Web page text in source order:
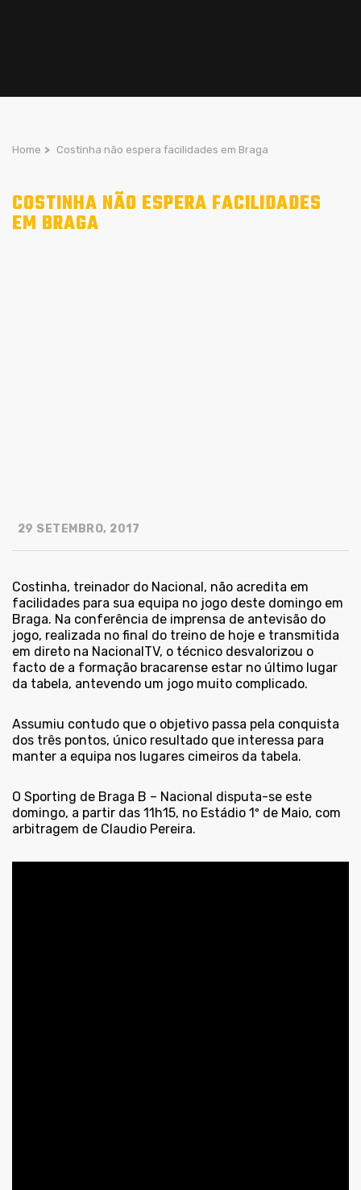
Home > Costinha não espera facilidades em Braga
COSTINHA NÃO ESPERA FACILIDADES
EM BRAGA
29 SETEMBRO, 2017
Costinha, treinador do Nacional, não acredita em
facilidades para sua equipa no jogo deste domingo em
Braga. Na conferência de imprensa de antevisão do
jogo, realizada no final do treino de hoje e transmitida
em direto na NacionalTV, o técnico desvalorizou o
facto de a formação bracarense estar no último lugar
da tabela, antevendo um jogo muito complicado.
Assumiu contudo que o objetivo passa pela conquista
dos três pontos, único resultado que interessa para
manter a equipa nos lugares cimeiros da tabela.
O Sporting de Braga B – Nacional disputa-se este
domingo, a partir das 11h15, no Estádio 1º de Maio, com
arbitragem de Claudio Pereira.